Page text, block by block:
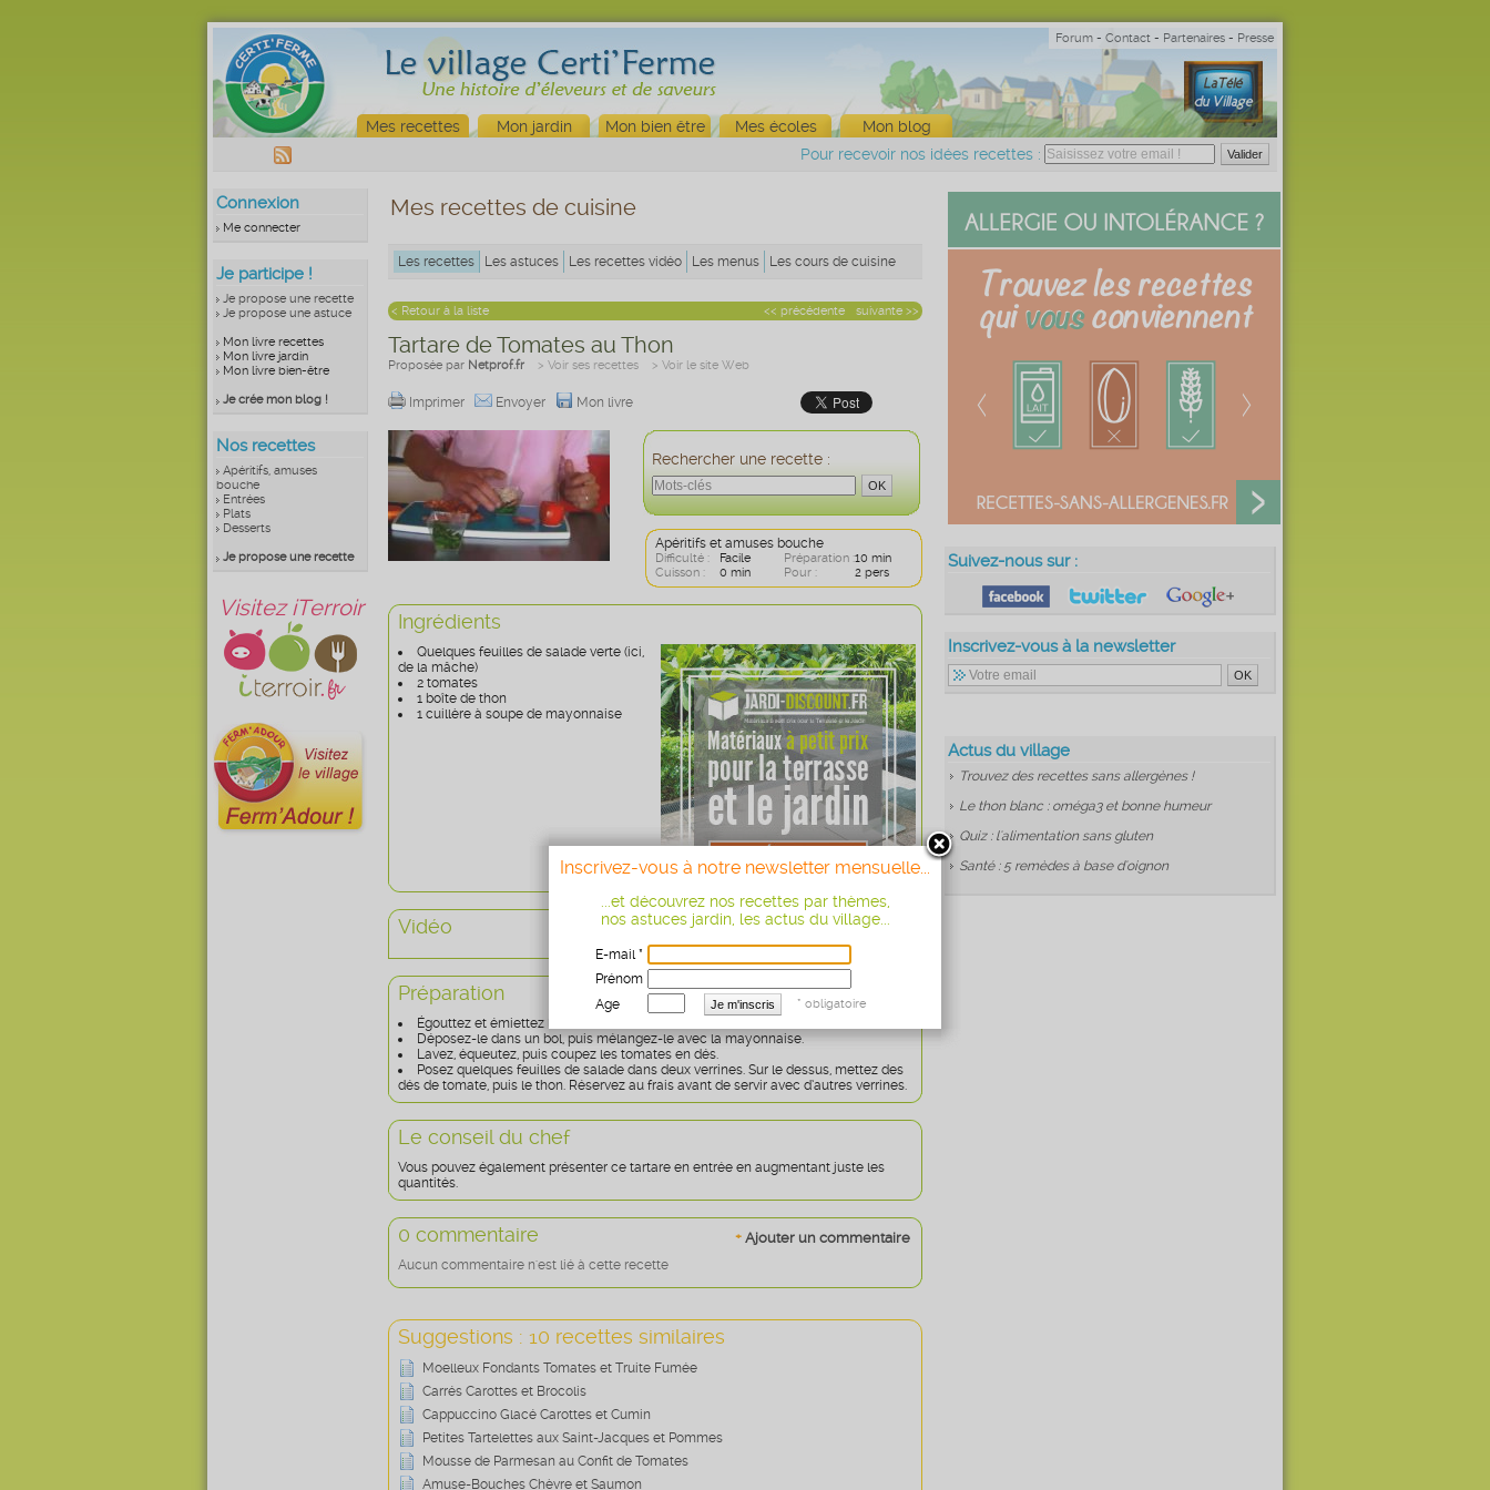
Forum - Contact - Partenaires - Presse
Mes recettes Mon jardin Mon bien être Mes écoles
Mon blog
Pour recevoir nos idées recettes :
Connexion
Me connecter
Je participe !
Je propose une recette
Je propose une astuce
Mon livre recettes
Mon livre jardin
Mon livre bien-être
Je crée mon blog !
Nos recettes
Apéritifs, amuses
bouche
Entrées
Plats
Desserts
Je propose une recette
Visitez iTerroir
Suivez-nous sur :
Inscrivez-vous à la newsletter
Actus du village
Trouvez des recettes sans allergènes !
Le thon blanc : oméga3 et bonne humeur
Quiz : l'alimentation sans gluten
Santé : 5 remèdes à base d'oignon
Mes recettes de cuisine
Les recettes Les astuces Les recettes vidéo Les menus Les cours de cuisine
suivante >>
<< précédente
< Retour à la liste
Tartare de Tomates au Thon
Proposée par Netprof.fr > Voir ses recettes > Voir le site Web
Imprimer Envoyer Mon livre
Rechercher une recette :
Apéritifs et amuses bouche
Difficulté : Facile Préparation :10 min
Cuisson :
0 min Pour : 2 pers
Ingrédients
Quelques feuilles de salade verte (ici,
de la mâche)
2 tomates
1 boîte de thon
1 cuillère à soupe de mayonnaise
Vidéo
Préparation
Égouttez et émiettez le thon.
Déposez-le dans un bol, puis mélangez-le avec la mayonnaise.
Lavez, équeutez, puis coupez les tomates en dés.
Posez quelques feuilles de salade dans deux verrines. Sur le dessus, mettez des
dés de tomate, puis le thon. Réservez au frais avant de servir avec d’autres verrines.
Le conseil du chef
Vous pouvez également présenter ce tartare en entrée en augmentant juste les
quantités.
+ Ajouter un commentaire
0 commentaire
Aucun commentaire n'est lié à cette recette
Suggestions : 10 recettes similaires
Moelleux Fondants Tomates et Truite Fumée
Carrés Carottes et Brocolis
Cappuccino Glacé Carottes et Cumin
Petites Tartelettes aux Saint-Jacques et Pommes
Mousse de Parmesan au Confit de Tomates
Amuse-Bouches Chèvre et Saumon
Inscrivez-vous à notre newsletter mensuelle...
...et découvrez nos recettes par thèmes,
nos astuces jardin, les actus du village...
E-mail *
Prénom
Age
* obligatoire